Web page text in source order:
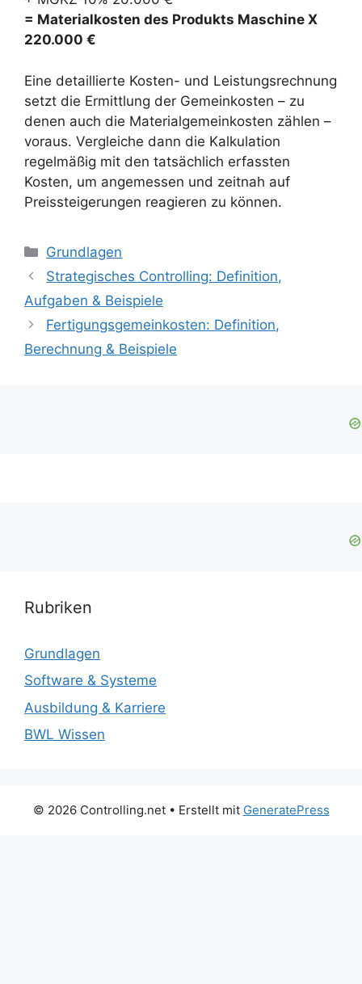
= Materialkosten des Produkts Maschine X
220.000 €
Eine detaillierte Kosten- und Leistungsrechnung
setzt die Ermittlung der Gemeinkosten – zu
denen auch die Materialgemeinkosten zählen –
voraus. Vergleiche dann die Kalkulation
regelmäßig mit den tatsächlich erfassten
Kosten, um angemessen und zeitnah auf
Preissteigerungen reagieren zu können.
Kategorien
Grundlagen
Strategisches Controlling: Definition,
Aufgaben & Beispiele
Fertigungsgemeinkosten: Definition,
Berechnung & Beispiele
Rubriken
Grundlagen
Software & Systeme
Ausbildung & Karriere
BWL Wissen
© 2026 Controlling.net• Erstellt mit GeneratePress